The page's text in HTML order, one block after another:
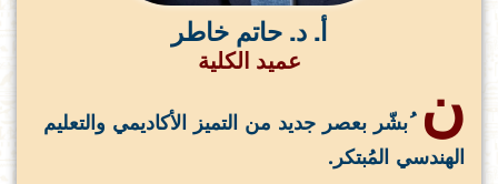
أ. د. حاتم خاطر
عميد الكلية
ن
ُبشّر بعصر جديد من التميز الأكاديمي والتعليم
الهندسي المُبتكر.